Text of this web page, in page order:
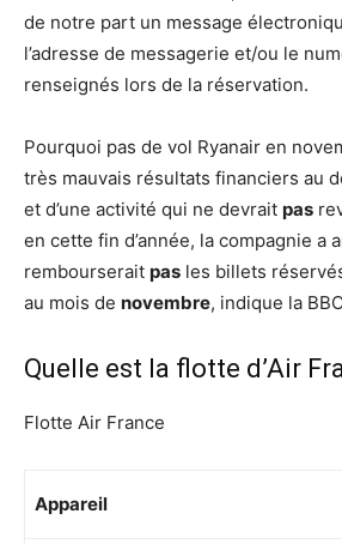
de notre part un message
l’adresse de messagerie et/ou le
renseignés lors de la réservation.
Pourquoi pas de vol Ryanair en
très mauvais résultats financiers au
et d’une activité qui ne devrait pas
en cette fin d’année, la compagnie a
rembourserait pas les billets
au mois de novembre, indique la
Quelle est la flotte d’Air
Flotte Air France
Appareil